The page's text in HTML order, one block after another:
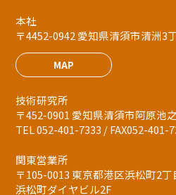
本社
〒4452-0942 愛知県清須市清洲3
MAP
技術研究所
〒452-0901 愛知県清須市阿原池
TEL 052-401-7333 / FAX052-401-
関東営業所
〒105-0013 東京都港区浜松町2丁
浜松町ダイヤビル2F